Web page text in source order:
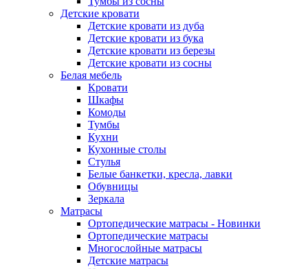
Детские кровати
Детские кровати из дуба
Детские кровати из бука
Детские кровати из березы
Детские кровати из сосны
Белая мебель
Кровати
Шкафы
Комоды
Тумбы
Кухни
Кухонные столы
Стулья
Белые банкетки, кресла, лавки
Обувницы
Зеркала
Матрасы
Ортопедические матрасы - Новинки
Ортопедические матрасы
Многослойные матрасы
Детские матрасы